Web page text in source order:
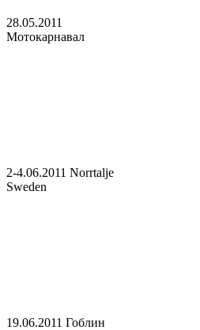
28.05.2011
Мотокарнавал
2-4.06.2011 Norrtalje
Sweden
19.06.2011 Гоблин